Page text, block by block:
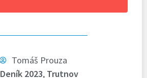
Tomáš Prouza
Deník 2023, Trutnov